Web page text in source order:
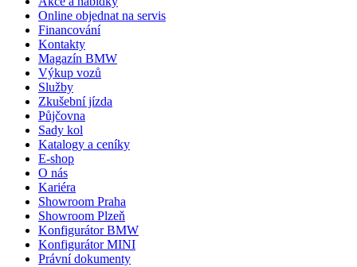
Online objednat na servis
Financování
Kontakty
Magazín BMW
Výkup vozů
Služby
Zkušební jízda
Půjčovna
Sady kol
Katalogy a ceníky
E-shop
O nás
Kariéra
Showroom Praha
Showroom Plzeň
Konfigurátor BMW
Konfigurátor MINI
Právní dokumenty